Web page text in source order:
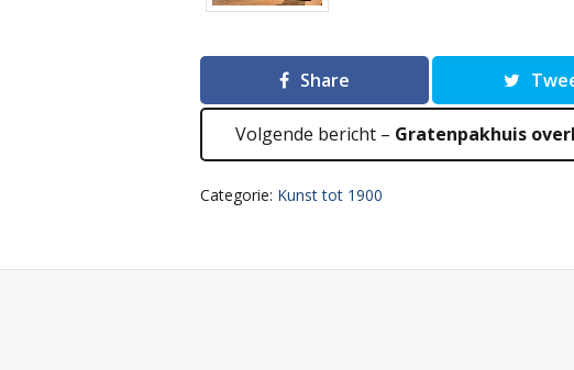
Share
Volgende bericht – Gratenpakhuis
Categorie: Kunst tot 1900